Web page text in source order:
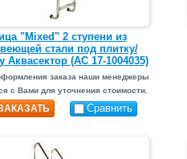
"Mixed" 2 ступени из
стали под плитку/
Аквасектор (АС 17-1004035)
заказа наши менеджеры
с Вами для уточнения стоимости.
Сравнить